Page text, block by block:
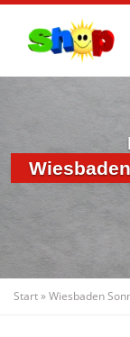
Start»Wiesbaden